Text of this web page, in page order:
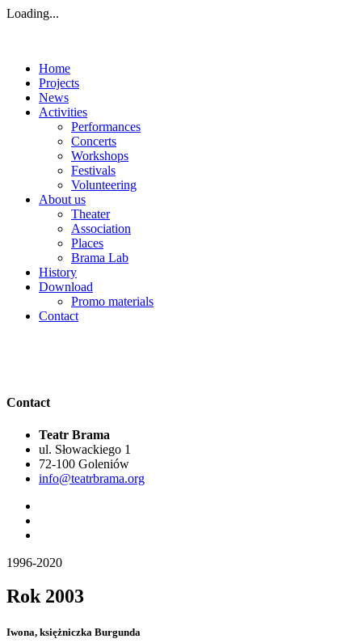
Loading...
Home
Projects
News
Activities
Performances
Concerts
Workshops
Festivals
Volunteering
About us
Theater
Association
Places
Brama Lab
History
Download
Promo materials
Contact
Contact
Teatr Brama
ul. Słowackiego 1
72-100 Goleniów
info@teatrbrama.org
1996-2020
Rok 2003
Iwona, księżniczka Burgunda